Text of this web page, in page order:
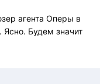
агента Оперы в
Будем значит